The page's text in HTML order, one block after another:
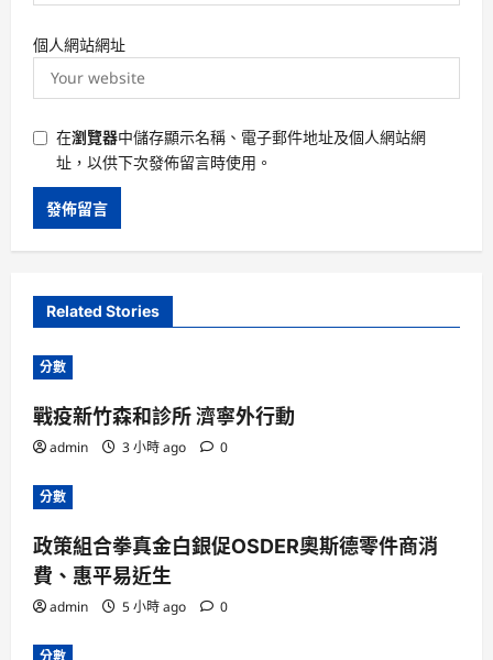
個人網站網址
在瀏覽器中儲存顯示名稱、電子郵件地址及個人網站網
址，以供下次發佈留言時使用。
Related Stories
分數
戰疫新竹森和診所 濟寧外行動
admin 3 小時 ago 0
分數
政策組合拳真金白銀促OSDER奧斯德零件商消
費、惠平易近生
admin 5 小時 ago 0
分數